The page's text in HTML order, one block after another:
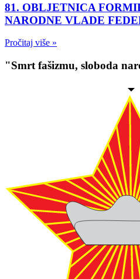
81. OBLJETNICA
NARODNE VLADE
Pročitaj više »
"Smrt fašizmu, sloboda